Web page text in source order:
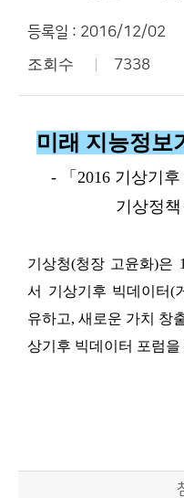
등록일 : 2016/12/02
조회수 7338
미래 지능정보
- 「2016 기상기
기상정
기상청(청장 고윤화)은
서 기상기후 빅데이터(
유하고, 새로운 가치 창
상기후 빅데이터 포럼